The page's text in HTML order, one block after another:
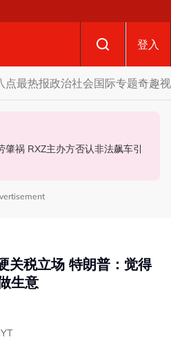
登入
点最热报政治社会国际专题奇趣
更倾向
法飙车引
合作奏效 阿末马斯兰吁国阵国盟携手迎战甲州选
关税立场 特朗普：觉得
生意